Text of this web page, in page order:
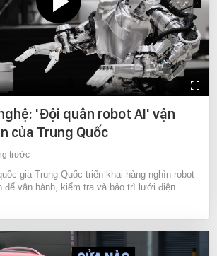
'Đội quân robot AI' vận
của Trung Quốc
trước
gia Trung Quốc triển khai hàng nghìn robot
để vận hành, kiểm tra và bảo trì lưới điện